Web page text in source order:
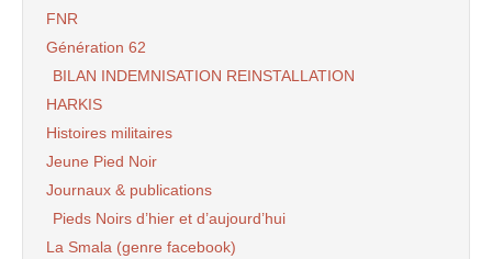
FNR
Génération 62
BILAN INDEMNISATION REINSTALLATION
HARKIS
Histoires militaires
Jeune Pied Noir
Journaux & publications
Pieds Noirs d’hier et d’aujourd’hui
La Smala (genre facebook)